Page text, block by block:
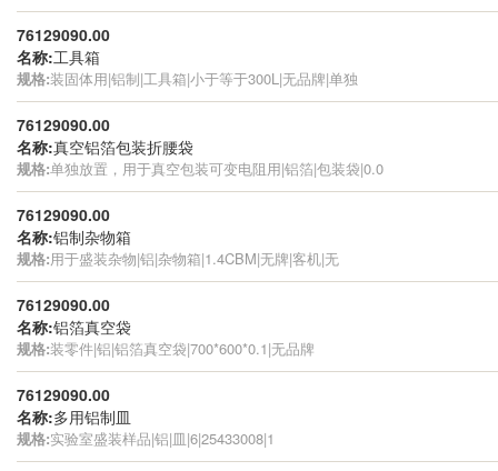
76129090.00
名称:工具箱
规格:装固体用|铝制|工具箱|小于等于300L|无品牌|单独
76129090.00
名称:真空铝箔包装折腰袋
规格:单独放置，用于真空包装可变电阻用|铝箔|包装袋|0.0
76129090.00
名称:铝制杂物箱
规格:用于盛装杂物|铝|杂物箱|1.4CBM|无牌|客机|无
76129090.00
名称:铝箔真空袋
规格:装零件|铝|铝箔真空袋|700*600*0.1|无品牌
76129090.00
名称:多用铝制皿
规格:实验室盛装样品|铝|皿|6|25433008|1